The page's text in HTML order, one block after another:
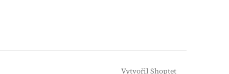
Vytvořil Shoptet